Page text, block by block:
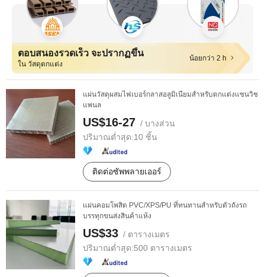
ตอบสนองรวดเร็ว จะปรากฏขึ้น
ใน วัสดุตกแต่ง
น้อยกว่า 2 h
แผ่นวัสดุผสมไฟเบอร์กลาสอลูมิเนียมสำหรับตกแต่งแซนวิช
แพนล
US$16-27 / บางส่วน
ปริมาณต่ำสุด:10 ชิ้น
ติดต่อซัพพลายเออร์
แผ่นคอมโพสิต PVC/XPS/PU ที่ทนทานสำหรับตัวถังรถ
บรรทุกขนส่งสินค้าแห้ง
US$33 / ตารางเมตร
ปริมาณต่ำสุด:500 ตารางเมตร